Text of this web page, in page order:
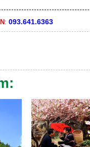
: 093.641.6363